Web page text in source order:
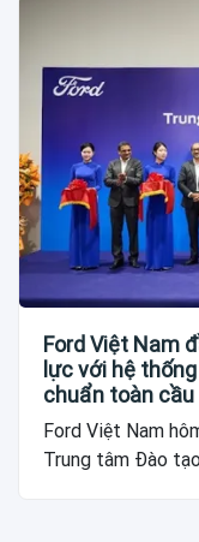
Ford Việt Nam
lực với hệ
chuẩn toàn cầu
Ford Việt Nam
Trung tâm Đào